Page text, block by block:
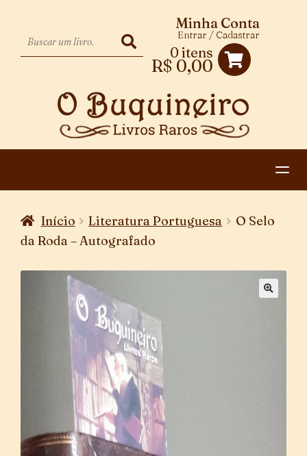
0 itens
R$ 0,00
Minha Conta
Entrar / Cadastrar
CATEGORIAS
Início Literatura Portuguesa
O Selo
da Roda – Autografado